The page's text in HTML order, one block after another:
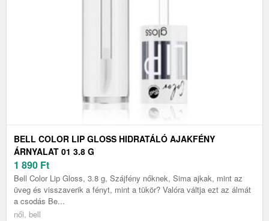
BELL COLOR LIP GLOSS HIDRATÁLÓ AJAKFÉNY
ÁRNYALAT 01 3.8 G
1 890 Ft
Bell Color Lip Gloss, 3.8 g, Szájfény nőknek, Sima ajkak, mint az
üveg és visszaverik a fényt, mint a tükör? Valóra váltja ezt az álmát
a csodás Be...
női, bell